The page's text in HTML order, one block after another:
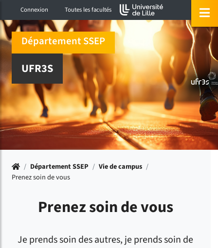
Accéder au menu principal
Accéder à la recherche
Accéder au pied de page
Connexion Toutes les facultés
menu
Département SSEP
UFR3S
Accueil
/ Département SSEP / Vie de campus /
Prenez soin de vous
Prenez soin de vous
Je prends soin des autres, je prends soin de